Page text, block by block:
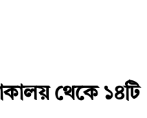
থেকে ১৪টি